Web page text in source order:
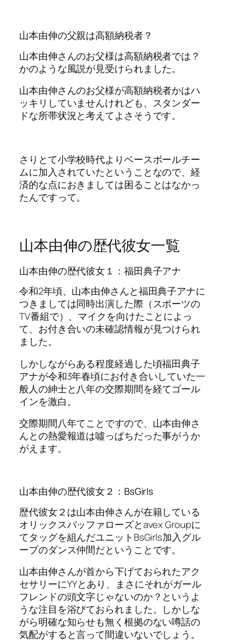
山本由伸の父親は高額納税者？
山本由伸さんのお父様は高額納税者では？
かのような風説が見受けられました。
山本由伸さんのお父様が高額納税者かはハ
ッキリしていませんけれども、スタンダー
ドな所帯状況と考えてよさそうです。
さりとて小学校時代よりベースボールチー
ムに加入されていたということなので、経
済的な点におきましては困ることはなかっ
たんですって。
山本由伸の歴代彼女一覧
山本由伸の歴代彼女１：福田典子アナ
令和2年頃、山本由伸さんと福田典子アナに
つきましては同時出演した際（スポーツの
TV番組で）、マイクを向けたことによっ
て、お付き合いの未確認情報が見つけられ
ました。
しかしながらある程度経過した頃福田典子
アナが令和3年春頃にお付き合いしていた一
般人の紳士と八年の交際期間を経てゴール
インを激白。
交際期間八年てことですので、山本由伸さ
んとの熱愛報道は噓っぱちだった事がうか
がえます。
山本由伸の歴代彼女２：BsGirls
歴代彼女２は山本由伸さんが在籍している
オリックスバッファローズとavex Groupに
てタッグを組んだユニットBsGirls加入グル
ープのダンス仲間だということです。
山本由伸さんが首から下げておられたアク
セサリーにYYとあり、まさにそれがガール
フレンドの頭文字じゃないのか？というよ
うな注目を浴びておられました。しかしな
がら明確な知らせも無く根拠のない噂話の
気配がすると言って間違いないでしょう。